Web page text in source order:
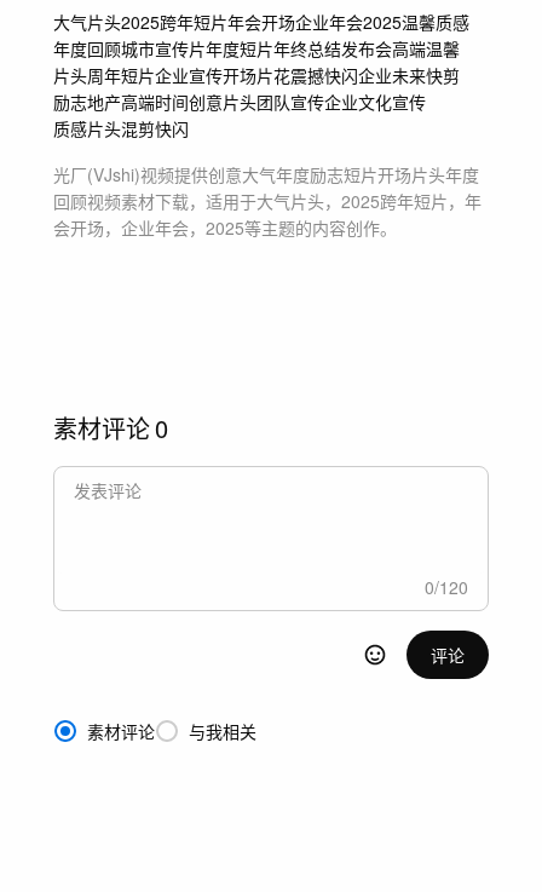
大气片头2025跨年短片年会开场企业年会2025温馨质感
年度回顾城市宣传片年度短片年终总结发布会高端温馨
片头周年短片企业宣传开场片花震撼快闪企业未来快剪
励志地产高端时间创意片头团队宣传企业文化宣传
质感片头混剪快闪
光厂(VJshi)视频提供创意大气年度励志短片开场片头年度
回顾视频素材下载，适用于大气片头，2025跨年短片，年
会开场，企业年会，2025等主题的内容创作。
素材评论0
0/120
评论
素材评论 与我相关